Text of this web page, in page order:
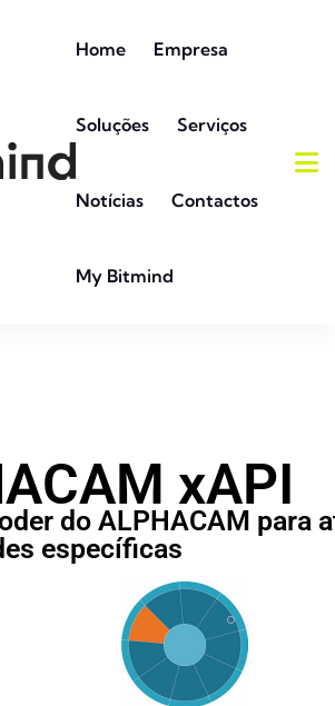
Home Empresa
Soluções Serviços
Notícias Contactos
My Bitmind
xAPI
do ALPHACAM para
específicas